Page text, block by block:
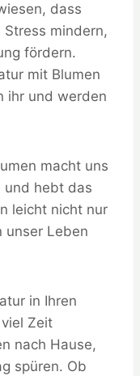
dass
mindern,
fördern.
mit Blumen
ihr und werden
macht uns
und hebt das
leicht nicht nur
unser Leben
in Ihren
Zeit
nach Hause,
spüren. Ob